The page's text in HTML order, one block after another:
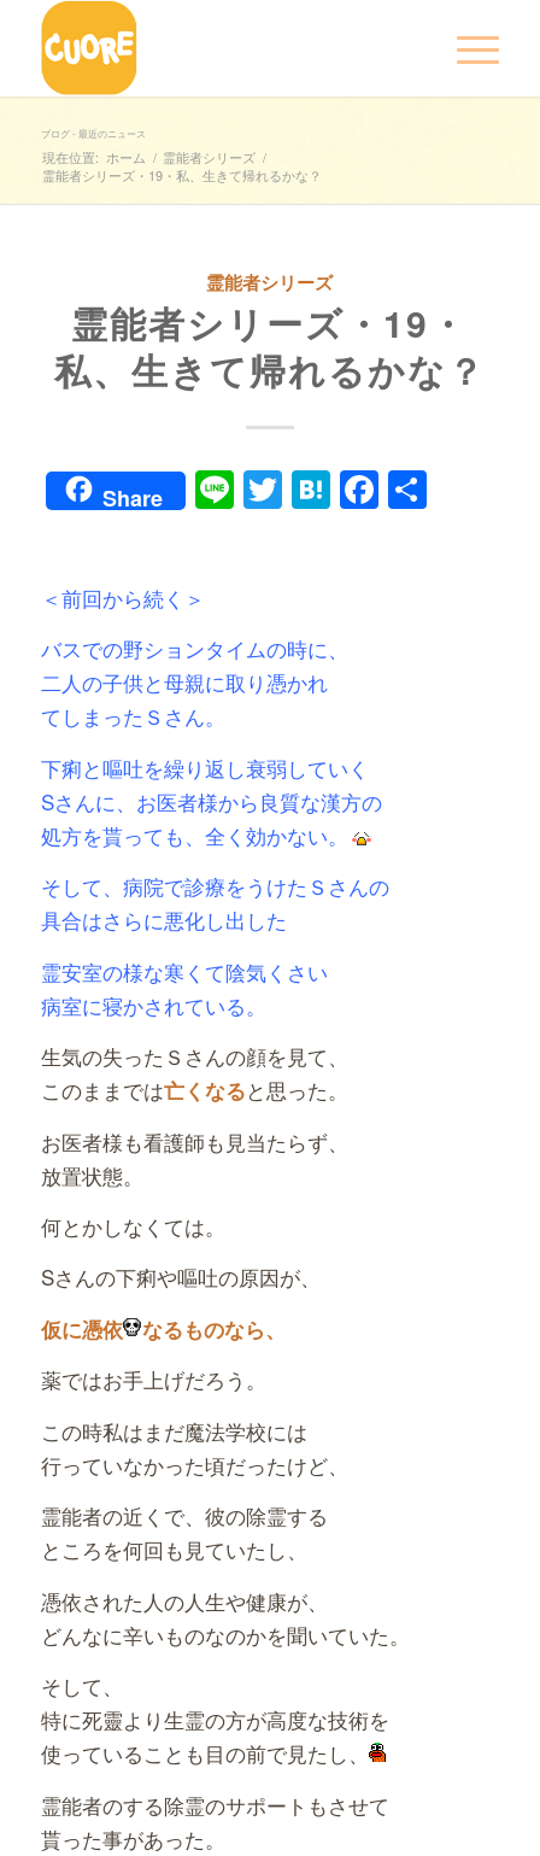
ブログ - 最近のニュース
現在位置: ホーム / 霊能者シリーズ /
霊能者シリーズ・19・私、生きて帰れるかな？
霊能者シリーズ
霊能者シリーズ・19・
私、生きて帰れるかな？
Share LineTwitter
Hatena共
＜前回から続く＞
バスでの野ションタイムの時に、
二人の子供と母親に取り憑かれ
てしまったＳさん。
下痢と嘔吐を繰り返し衰弱していく
Sさんに、お医者様から良質な漢方の
処方を貰っても、全く効かない。
そして、病院で診療をうけたＳさんの
具合はさらに悪化し出した
霊安室の様な寒くて陰気くさい
病室に寝かされている。
生気の失ったＳさんの顔を見て、
このままでは亡くなると思った。
お医者様も看護師も見当たらず、
放置状態。
何とかしなくては。
Sさんの下痢や嘔吐の原因が、
仮に憑依 なるものなら、
薬ではお手上げだろう。
この時私はまだ魔法学校には
行っていなかった頃だったけど、
霊能者の近くで、彼の除霊する
ところを何回も見ていたし、
憑依された人の人生や健康が、
どんなに辛いものなのかを聞いていた。
そして、
特に死靈より生霊の方が高度な技術を
使っていることも目の前で見たし、
霊能者のする除霊のサポートもさせて
貰った事があった。